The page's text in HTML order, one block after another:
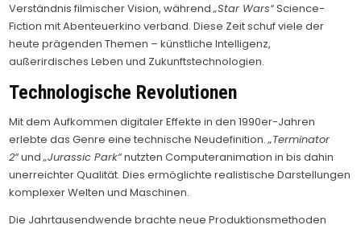
Verständnis filmischer Vision, während„Star Wars“Science-
Fiction mit Abenteuerkino verband. Diese Zeit schuf viele der
heute prägenden Themen – künstliche Intelligenz,
außerirdisches Leben und Zukunftstechnologien.
Technologische Revolutionen
Mit dem Aufkommen digitaler Effekte in den 1990er-Jahren
erlebte das Genre eine technische Neudefinition.„Terminator
2“und„Jurassic Park“nutzten Computeranimation in bis dahin
unerreichter Qualität. Dies ermöglichte realistische Darstellungen
komplexer Welten und Maschinen.
Die Jahrtausendwende brachte neue Produktionsmethoden